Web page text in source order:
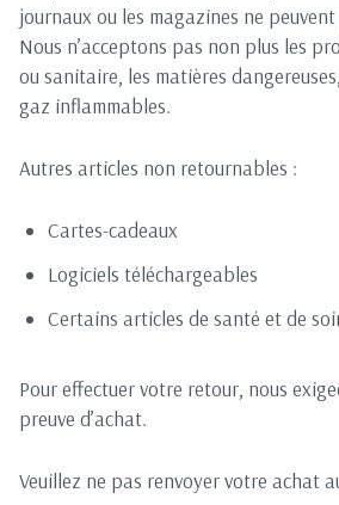
journaux ou les magazines ne
Nous n’acceptons pas non plus les
ou sanitaire, les matières
gaz inflammables.
Autres articles non retournables :
Cartes-cadeaux
Logiciels téléchargeables
Certains articles de santé et de
Pour effectuer votre retour, nous
preuve d’achat.
Veuillez ne pas renvoyer votre achat